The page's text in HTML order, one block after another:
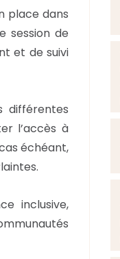
place dans
session de
et de suivi
différentes
l’accès à
échéant,
inclusive,